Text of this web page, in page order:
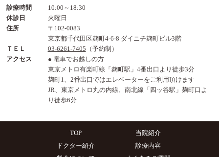
診療時間
10:00～18:30
休診日
火曜日
住所
〒102-0083
東京都千代田区麹町4-6-8 ダイニチ麹町ビル3階
ＴＥＬ
03-6261-7405 （予約制）
アクセス
● 電車でお越しの方
東京メトロ有楽町線「麹町駅」4番出口より徒歩3分
麹町1、2番出口ではエレベーターをご利用頂けます
JR、東京メトロ丸の内線、南北線「四ッ谷駅」麹町口よ
り徒歩6分
TOP
当院紹介
ドクター紹介
診療内容